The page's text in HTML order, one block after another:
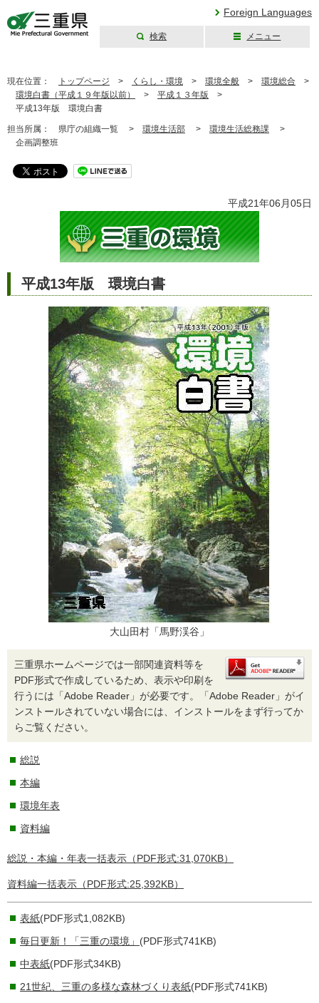
Foreign Languages
検索 メニュー
現在位置： トップページ > くらし・環境 > 環境全般 > 環境総合 >
環境白書（平成１９年版以前）
> 平成１３年版 >
平成13年版 環境白書
担当所属： 県庁の組織一覧 > 環境生活部 > 環境生活総務課 >
企画調整班
平成21年06月05日
平成13年版 環境白書
大山田村「馬野渓谷」
三重県ホームページでは一部関連資料等を
PDF形式で作成しているため、表示や印刷を
行うには「Adobe Reader」が必要です。「Adobe Reader」がイ
ンストールされていない場合には、インストールをまず行ってか
らご覧ください。
総説
本編
環境年表
資料編
総説・本編・年表一括表示（PDF形式:31,070KB）
資料編一括表示（PDF形式:25,392KB）
表紙(PDF形式1,082KB)
毎日更新！「三重の環境」 (PDF形式741KB)
中表紙(PDF形式34KB)
21世紀、三重の多様な森林づくり表紙(PDF形式741KB)